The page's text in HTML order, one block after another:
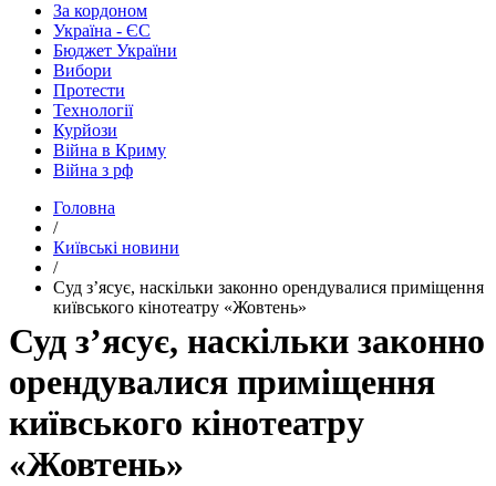
За кордоном
Україна - ЄС
Бюджет України
Вибори
Протести
Технології
Курйози
Війна в Криму
Війна з рф
Головна
/
Київські новини
/
Суд з’ясує, наскільки законно орендувалися приміщення
київського кінотеатру «Жовтень»
Суд з’ясує, наскільки законно
орендувалися приміщення
київського кінотеатру
«Жовтень»